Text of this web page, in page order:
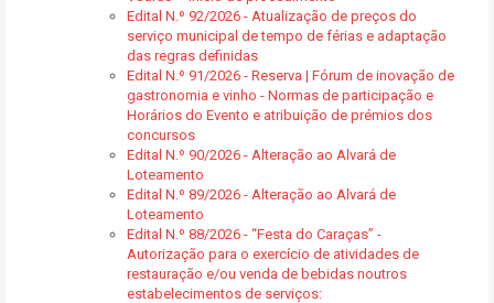
Edital N.º 92/2026 - Atualização de preços do
serviço municipal de tempo de férias e adaptação
das regras definidas
Edital N.º 91/2026 - Reserva | Fórum de inovação de
gastronomia e vinho - Normas de participação e
Horários do Evento e atribuição de prémios dos
concursos
Edital N.º 90/2026 - Alteração ao Alvará de
Loteamento
Edital N.º 89/2026 - Alteração ao Alvará de
Loteamento
Edital N.º 88/2026 - “Festa do Caraças” -
Autorização para o exercício de atividades de
restauração e/ou venda de bebidas noutros
estabelecimentos de serviços: